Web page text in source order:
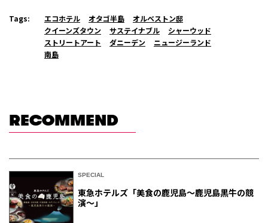
Tags: エコホテル オタゴ半島
オルベストン邸
クイーンズタウン
サステイナブル
シャーウッド
ストリートアート
ダニーデン
ニュージーランド
南島
RECOMMEND
SPECIAL
東急ホテルズ「美食の鹿児島～鹿児島黒牛の競
演～」